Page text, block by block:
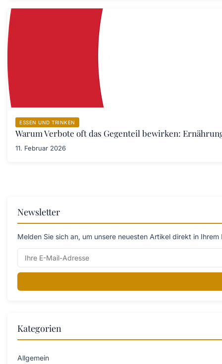
ESSEN UND TRINKEN
Warum Verbote oft das Gegenteil bewirken:
11. Februar 2026
Newsletter
Melden Sie sich an, um unsere neuesten Artikel direkt in
Kategorien
Allgemein